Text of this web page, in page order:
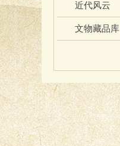
近代风云
文物藏品库